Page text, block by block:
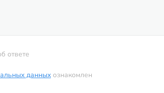
ответе
данных ознакомлен